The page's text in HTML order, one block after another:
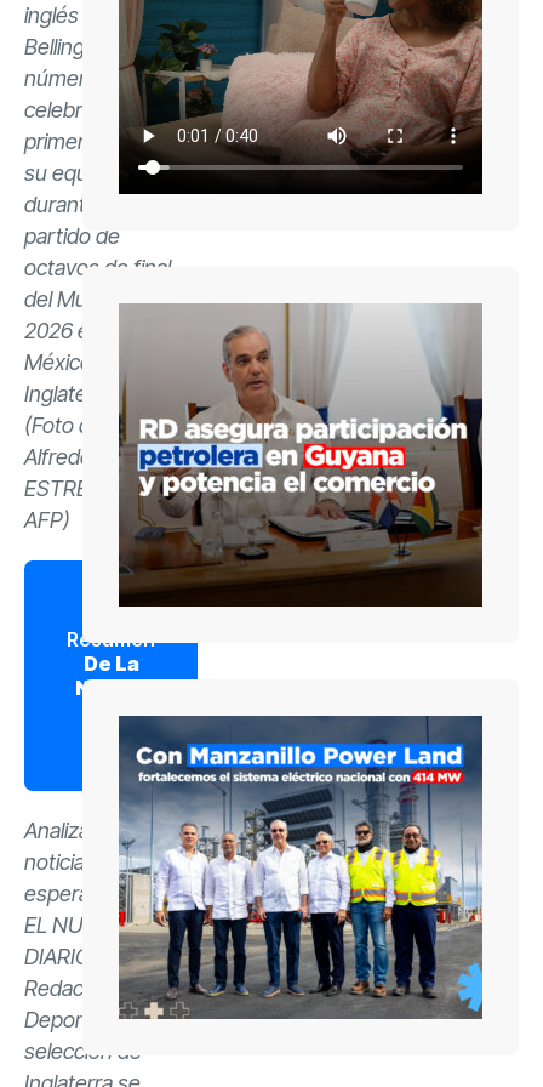
inglés Jude
Bellingham,
número 10,
celebra el
primer gol de
su equipo
durante el
partido de
octavos de final
del Mundial de
2026 entre
México e
Inglaterra.
(Foto de
Alfredo
ESTRELLA /
AFP)
Leer
Resumen
De La
Noticia
(IA)
AQUÍ
Analizando
noticia… por favor
espera.
EL NUEVO
DIARIO,
Redacción
Deportes.- La
selección de